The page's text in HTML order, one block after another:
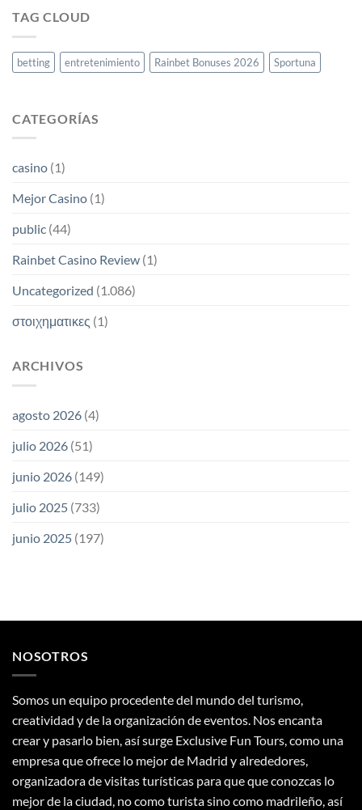
bono
y
TAG CLOUD
betting entretenimiento Rainbet Bonuses 2026 Sportuna
CATEGORÍAS
casino (1)
Mejor Casino (1)
public (44)
Rainbet Casino Review (1)
Uncategorized (1.086)
στοιχηματικες (1)
ARCHIVOS
agosto 2026 (4)
julio 2026 (51)
junio 2026 (149)
julio 2025 (733)
junio 2025 (197)
NOSOTROS
Somos un equipo procedente del mundo del turismo,
creatividad y de la organización de eventos. Nos encanta
crear y pasarlo bien, así surge Exclusive Fun Tours, como una
empresa que ofrece lo mejor de Madrid y alrededores,
organizadora de visitas turísticas para que que conozcas lo
mejor de la ciudad, no como turista sino como madrileño, así